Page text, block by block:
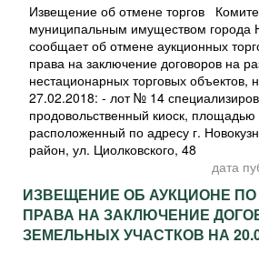
Извещение об отмене торгов
муниципальным имуществом города
сообщает об отмене аукционных
права на заключение договоров на
нестационарных торговых объектов,
27.02.2018: - лот № 14
продовольственный киоск, площадью
расположенный по адресу г.
район, ул. Циолковского, 48
дата
ИЗВЕЩЕНИЕ ОБ АУКЦИОНЕ
ПРАВА НА ЗАКЛЮЧЕНИЕ
ЗЕМЕЛЬНЫХ УЧАСТКОВ НА